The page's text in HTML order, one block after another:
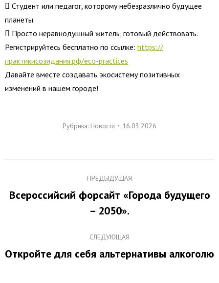
 Студент или педагог, которому небезразлично будущее
планеты.
 Просто неравнодушный житель, готовый действовать.
Регистрируйтесь бесплатно по ссылке: https://
практикисозидания.рф/eco-practices
Давайте вместе создавать экосистему позитивных
изменений в нашем городе!
Рубрика: Новости 16.03.2026
по
записям
ПРЕДЫДУЩАЯ
Предыдущая
запись:
Всероссийсий форсайт «Города будущего
– 2050».
СЛЕДУЮЩАЯ
Следующая
Откройте для себя альтернативы алкоголю